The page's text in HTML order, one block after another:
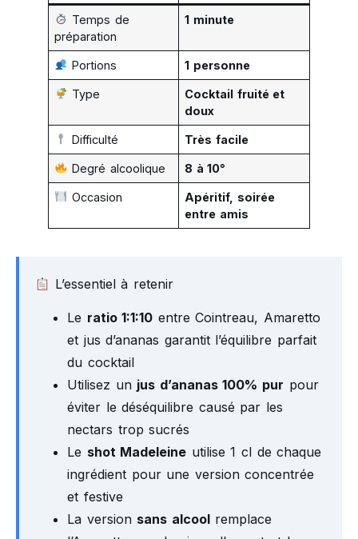
Temps de
préparation
1 minute
Portions 1 personne
Type
Cocktail fruité et
doux
Difficulté Très facile
Degré alcoolique 8 à 10°
Occasion
Apéritif, soirée
entre amis
L’essentiel à retenir
Le ratio 1:1:10 entre Cointreau, Amaretto
et jus d’ananas garantit l’équilibre parfait
du cocktail
Utilisez un jus d’ananas 100% pur pour
éviter le déséquilibre causé par les
nectars trop sucrés
Le shot Madeleine utilise 1 cl de chaque
ingrédient pour une version concentrée
et festive
La version sans alcoolremplace